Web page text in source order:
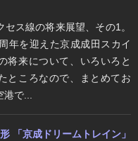
ス線の将来展望、その1。
年を迎えた京成成田スカイ
将来について、いろいろと
ところなので、まとめてお
で...
「京成ドリームトレイン」